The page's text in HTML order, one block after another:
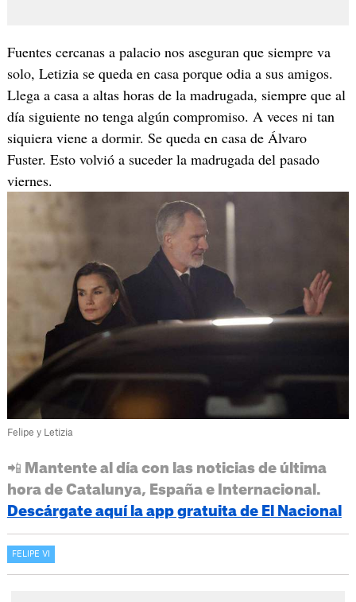
Fuentes cercanas a palacio nos aseguran que siempre va
solo, Letizia se queda en casa porque odia a sus amigos.
Llega a casa a altas horas de la madrugada, siempre que al
día siguiente no tenga algún compromiso. A veces ni tan
siquiera viene a dormir. Se queda en casa de Álvaro
Fuster. Esto volvió a suceder la madrugada del pasado
viernes.
Felipe y Letizia
📲 Mantente al día con las noticias de última
hora de Catalunya, España e Internacional.
Descárgate aquí la app gratuita de El Nacional
FELIPE VI